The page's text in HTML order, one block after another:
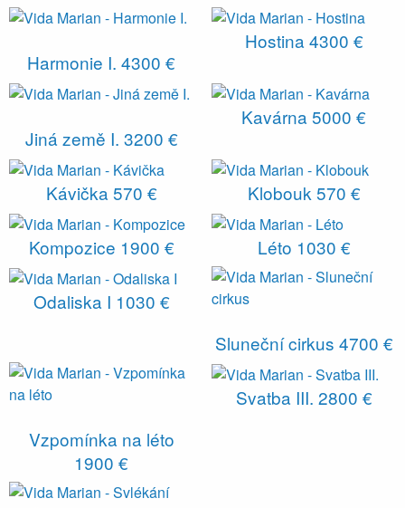
Harmonie I. 4300 €
Hostina 4300 €
Jiná země I. 3200 €
Kavárna 5000 €
Kávička 570 € Klobouk 570 €
Kompozice 1900 € Léto 1030 €
Odaliska I 1030 €
Sluneční cirkus 4700 €
Vzpomínka na léto
1900 €
Svatba III. 2800 €